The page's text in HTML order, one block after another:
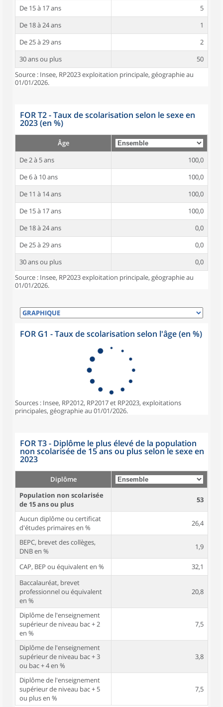
De 15 à 17 ans
5
De 18 à 24 ans
1
De 25 à 29 ans
2
30 ans ou plus
50
Source : Insee, RP2023 exploitation principale, géographie au
01/01/2026.
FOR T2 - Taux de scolarisation selon le sexe en
2023 (en %)
Âge
De 2 à 5 ans
100,0
De 6 à 10 ans
100,0
De 11 à 14 ans
100,0
De 15 à 17 ans
100,0
De 18 à 24 ans
0,0
De 25 à 29 ans
0,0
30 ans ou plus
0,0
Source : Insee, RP2023 exploitation principale, géographie au
01/01/2026.
FOR G1 - Taux de scolarisation selon l'âge (en %)
Sources : Insee, RP2012, RP2017 et RP2023, exploitations
principales, géographie au 01/01/2026.
FOR T3 - Diplôme le plus élevé de la population
non scolarisée de 15 ans ou plus selon le sexe en
2023
Diplôme
Population non scolarisée
de 15 ans ou plus
53
Aucun diplôme ou certificat
d'études primaires en %
26,4
BEPC, brevet des collèges,
DNB en %
1,9
CAP, BEP ou équivalent en %
32,1
Baccalauréat, brevet
professionnel ou équivalent
en %
20,8
Diplôme de l'enseignement
supérieur de niveau bac + 2
en %
7,5
Diplôme de l'enseignement
supérieur de niveau bac + 3
ou bac + 4 en %
3,8
Diplôme de l'enseignement
supérieur de niveau bac + 5
ou plus en %
7,5